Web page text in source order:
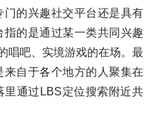
的兴趣社交平台还是具有
的是通过某一类共同兴趣
唱吧、实境游戏的在场。最
自于各个地方的人聚集在
里通过LBS定位搜索附近共